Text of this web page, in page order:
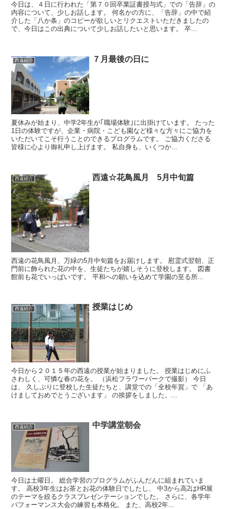
今日は、４日に行われた「第７０回卒業証書授与式」での「告辞」の
内容について、少しお話します。 何名かの方に、「告辞」の中で紹
介した「八か条」のコピーが欲しいとリクエストいただきましたの
で、今日はこの出典について少しお話したいと思います。 卒...
西遠紹介 ７月最後の日に
夏休みが始まり、中学2年生が｢職場体験｣に出掛けています。 たった
1日の体験ですが、企業・病院・こども園など様々な方々にご協力を
いただいてこそ行うことのできるプログラムです。 ご協力くださる
皆様に心より御礼申し上げます。 私自身も、いくつか...
西遠紹介 西遠☆花鳥風月 5月中旬篇
西遠の花鳥風月、万緑の5月中旬篇をお届けします。 慰霊式翌朝、正
門前に飾られた花の中を、生徒たちが嬉しそうに登校します。 図書
館前も花でいっぱいです。 平和への願いを込めて学園の至る所...
西遠紹介 授業はじめ
今日から２０１５年の西遠の授業が始まりました。 授業はじめにふ
さわしく、可憐な春の花を。 （浜松フラワーパークで撮影） 今日
は、 久しぶりに登校した生徒たちと、講堂での「全校年賀」で 「あ
けましておめでとうございます」 の挨拶をしました。...
西遠紹介 中学講堂朝会
今日は土曜日。 総合学習のプログラムがふんだんに組まれていま
す。 高校3年生はお茶とお花の体験日でしたし、 中3から高2はHR展
のテーマを絞るクラスプレゼンテーションでした。 さらに、各学年
パフォーマンス大会の練習も本格化。 また、高校2年...